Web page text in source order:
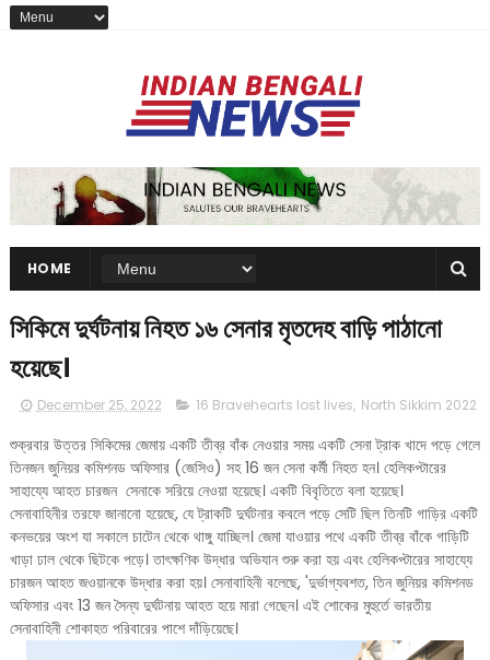
HOME
সিকিমে দুর্ঘটনায় নিহত ১৬ সেনার মৃতদেহ বাড়ি পাঠানো
হয়েছে।
December 25, 2022 16 Bravehearts lost lives, North Sikkim 2022
শুক্রবার উত্তর সিকিমের জেমায় একটি তীব্র বাঁক নেওয়ার সময় একটি সেনা ট্রাক খাদে পড়ে গেলে
তিনজন জুনিয়র কমিশনড অফিসার (জেসিও) সহ 16 জন সেনা কর্মী নিহত হন। হেলিকপ্টারের
সাহায্যে আহত চারজন সেনাকে সরিয়ে নেওয়া হয়েছে। একটি বিবৃতিতে বলা হয়েছে।
সেনাবাহিনীর তরফে জানানো হয়েছে, যে ট্রাকটি দুর্ঘটনার কবলে পড়ে সেটি ছিল তিনটি গাড়ির একটি
কনভয়ের অংশ যা সকালে চাটেন থেকে থাঙ্গু যাচ্ছিল। জেমা যাওয়ার পথে একটি তীব্র বাঁকে গাড়িটি
খাড়া ঢাল থেকে ছিটকে পড়ে। তাৎক্ষণিক উদ্ধার অভিযান শুরু করা হয় এবং হেলিকপ্টারের সাহায্যে
চারজন আহত জওয়ানকে উদ্ধার করা হয়। সেনাবাহিনী বলেছে, 'দুর্ভাগ্যবশত, তিন জুনিয়র কমিশনড
অফিসার এবং 13 জন সৈন্য দুর্ঘটনায় আহত হয়ে মারা গেছেন। এই শোকের মুহুর্তে ভারতীয়
সেনাবাহিনী শোকাহত পরিবারের পাশে দাঁড়িয়েছে।